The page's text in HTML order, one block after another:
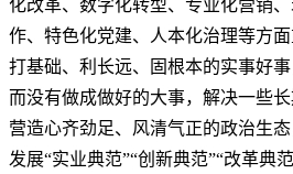
化改革、数字化转型、专业化营销
作、特色化党建、人本化治理等方面
打基础、利长远、固根本的实事好
而没有做成做好的大事，解决一些
营造心齐劲足、风清气正的政治生
发展“实业典范”“创新典范”“改革典